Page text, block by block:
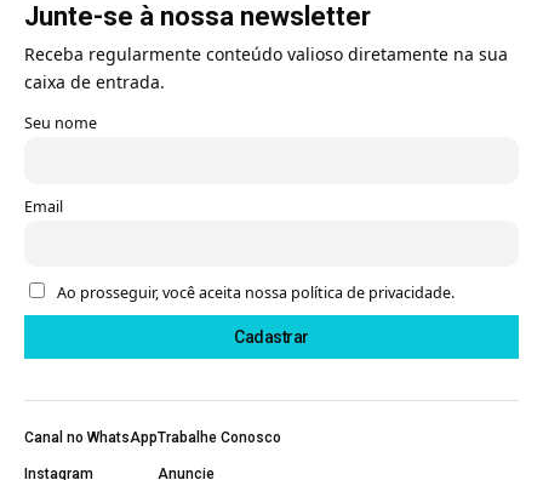
Junte-se à nossa newsletter
Receba regularmente conteúdo valioso diretamente na sua
caixa de entrada.
Seu nome
Email
Ao prosseguir, você aceita nossa política de privacidade.
Canal no WhatsApp
Instagram
Trabalhe Conosco
Anuncie